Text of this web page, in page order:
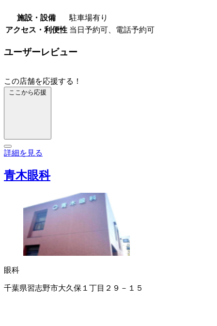
施設・設備
駐車場有り
アクセス・利便性 当日予約可、電話予約可
ユーザーレビュー
この店舗を応援する！
ここから応援
詳細を見る
青木眼科
眼科
千葉県習志野市大久保１丁目２９－１５